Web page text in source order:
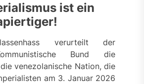
ist ein
verurteilt der
Bund die
venezolanische Nation, die
am 3. Januar 2026